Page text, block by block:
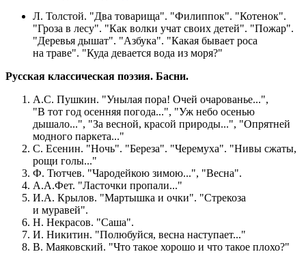
Л. Толстой. "Два товарища". "Филиппок". "Котенок".
"Гроза в лесу". "Как волки учат своих детей". "Пожар".
"Деревья дышат". "Азбука". "Какая бывает роса
на траве". "Куда девается вода из моря?"
Русская классическая поэзия. Басни.
А.С. Пушкин. "Унылая пора! Очей очарованье...",
"В тот год осенняя погода...", "Уж небо осенью
дышало...", "За весной, красой природы...", "Опрятней
модного паркета..."
С. Есенин. "Ночь". "Береза". "Черемуха". "Нивы сжаты,
рощи голы..."
Ф. Тютчев. "Чародейкою зимою...", "Весна".
А.А.Фет. "Ласточки пропали..."
И.А. Крылов. "Мартышка и очки". "Стрекоза
и муравей".
Н. Некрасов. "Саша".
И. Никитин. "Полюбуйся, весна наступает..."
В. Маяковский. "Что такое хорошо и что такое плохо?"